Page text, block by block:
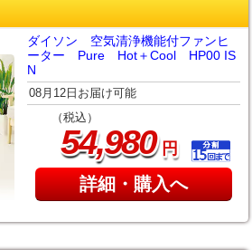
ダイソン 空気清浄機能付ファンヒ
ーター Pure Hot＋Cool HP00 IS
N
08月12日お届け可能
（税込）
54,980円
詳細・購入へ